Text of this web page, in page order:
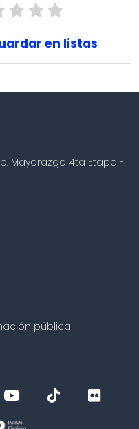
en listas
Mayorazgo 4ta Etapa -
pública